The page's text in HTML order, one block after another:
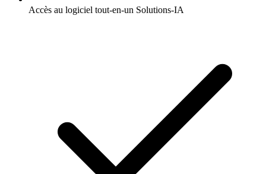
Accès au logiciel tout-en-un Solutions-IA